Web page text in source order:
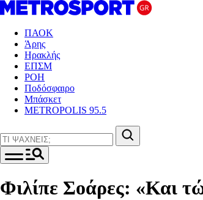
ΠΑΟΚ
Άρης
Ηρακλής
ΕΠΣΜ
ΡΟΗ
Ποδόσφαιρο
Μπάσκετ
METROPOLIS 95.5
Φιλίπε Σοάρες: «Και